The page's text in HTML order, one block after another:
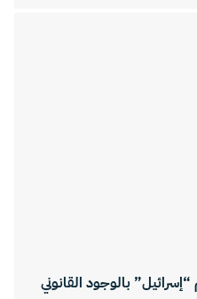
بالوجود القانوني